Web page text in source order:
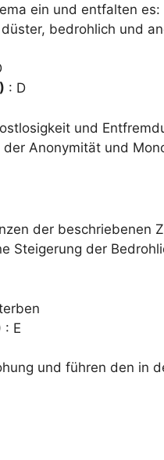
ein und entfalten
bedrohlich und
: D
und
Anonymität und
der beschriebenen
Steigerung der
: E
und führen den in